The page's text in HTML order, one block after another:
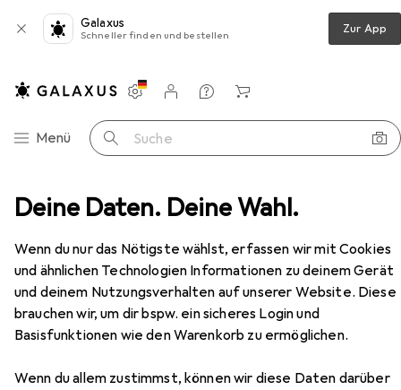
Deine Daten. Deine Wahl.
Wenn du nur das Nötigste wählst, erfassen wir mit Cookies
und ähnlichen Technologien Informationen zu deinem Gerät
und deinem Nutzungsverhalten auf unserer Website. Diese
brauchen wir, um dir bspw. ein sicheres Login und
Basisfunktionen wie den Warenkorb zu ermöglichen.
Wenn du allem zustimmst, können wir diese Daten darüber
Galaxus
Schneller finden und bestellen Zur App
Navigation nach Kategorien
Menü Suche
Einstellungen
Kundenkonto
Vergleichslisten
Merklisten
Warenkorb
+ Zubehör Veloschuhe Shimano XC302
EUR
99,98
Shimano
XC302
4 Grössen